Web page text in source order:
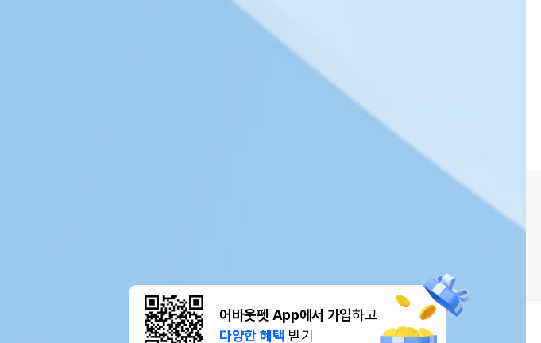
어바웃펫 App에서 가입하고
다양한 혜택 받기